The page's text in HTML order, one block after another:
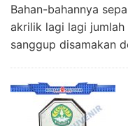
Bahan-bahannya
akrilik lagi lagi
sanggup disamakan